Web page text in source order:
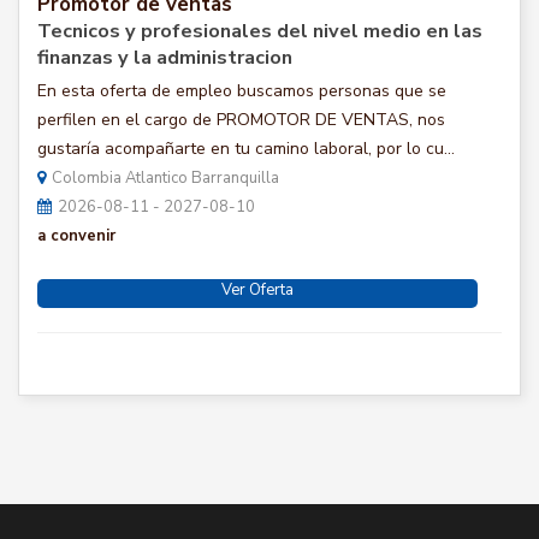
Tecnicos y profesionales del nivel medio en las
finanzas y la administracion
En esta oferta de empleo buscamos personas que se
perfilen en el cargo de PROMOTOR DE VENTAS, nos
gustaría acompañarte en tu camino laboral, por lo cu...
Colombia Atlantico Barranquilla
2026-08-11 - 2027-08-10
a convenir
Ver Oferta